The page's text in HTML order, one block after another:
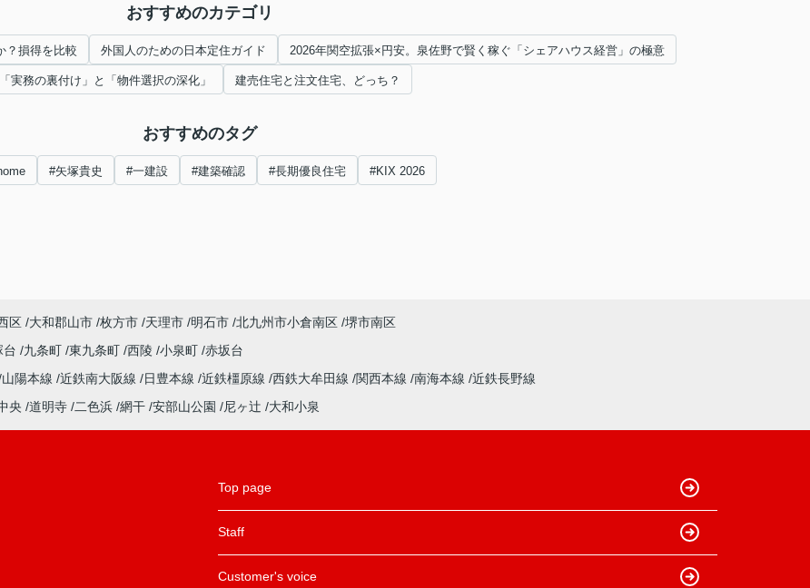
おすすめのカテゴリ
？損得を比較 外国人のための日本定住ガイド 2026年関空拡張×円安。泉佐野で賢く稼ぐ「シェアハウス経営」の極意
「実務の裏付け」と「物件選択の深化」 建売住宅と注文住宅、どっち？
おすすめのタグ
#矢塚貴史 #一建設 #建築確認 #長期優良住宅 #KIX 2026
区 大和郡山市 枚方市 天理市 明石市 北九州市小倉南区 堺市南区
台 九条町 東九条町 西陵 小泉町 赤坂台
山陽本線 近鉄南大阪線 日豊本線 近鉄橿原線 西鉄大牟田線 関西本線 南海本線 近鉄長野線
央 道明寺 二色浜 網干 安部山公園 尼ヶ辻 大和小泉
Top page
Staff
Customer's voice